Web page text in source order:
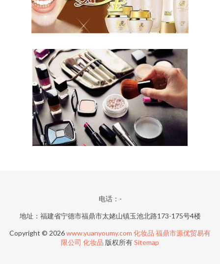
电话：-
地址：福建省宁德市福鼎市太姥山镇玉池北路173-175号4楼
Copyright © 2026www.yuanyoumy.com 化妆品 福鼎市源优贸易有
限公司 化妆品 版权所有Sitemap